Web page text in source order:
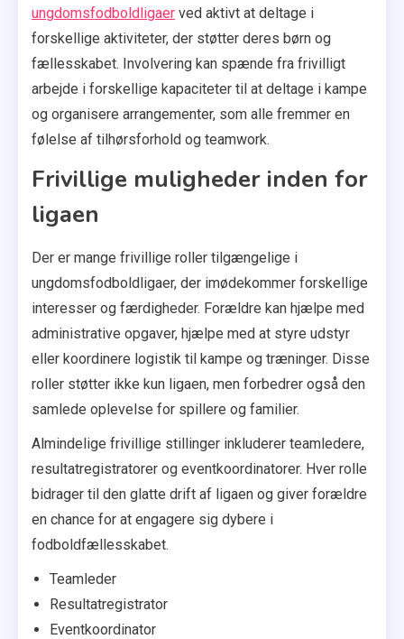
ungdomsfodboldligaer ved aktivt at deltage i
forskellige aktiviteter, der støtter deres børn og
fællesskabet. Involvering kan spænde fra frivilligt
arbejde i forskellige kapaciteter til at deltage i kampe
og organisere arrangementer, som alle fremmer en
følelse af tilhørsforhold og teamwork.
Frivillige muligheder inden for
ligaen
Der er mange frivillige roller tilgængelige i
ungdomsfodboldligaer, der imødekommer forskellige
interesser og færdigheder. Forældre kan hjælpe med
administrative opgaver, hjælpe med at styre udstyr
eller koordinere logistik til kampe og træninger. Disse
roller støtter ikke kun ligaen, men forbedrer også den
samlede oplevelse for spillere og familier.
Almindelige frivillige stillinger inkluderer teamledere,
resultatregistratorer og eventkoordinatorer. Hver rolle
bidrager til den glatte drift af ligaen og giver forældre
en chance for at engagere sig dybere i
fodboldfællesskabet.
Teamleder
Resultatregistrator
Eventkoordinator